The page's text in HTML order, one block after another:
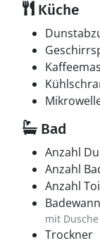
Küche
Bad
Anzahl
Anzahl
Anzahl
mit Dusche
Trockner